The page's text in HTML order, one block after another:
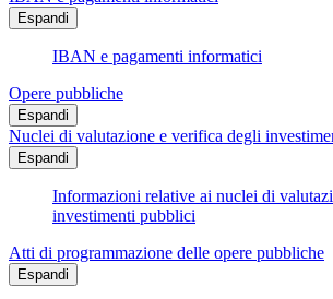
Espandi
IBAN e pagamenti informatici
Opere pubbliche
Espandi
Nuclei di valutazione e verifica degli
Espandi
Informazioni relative ai nuclei di
investimenti pubblici
Atti di programmazione delle opere pubbliche
Espandi